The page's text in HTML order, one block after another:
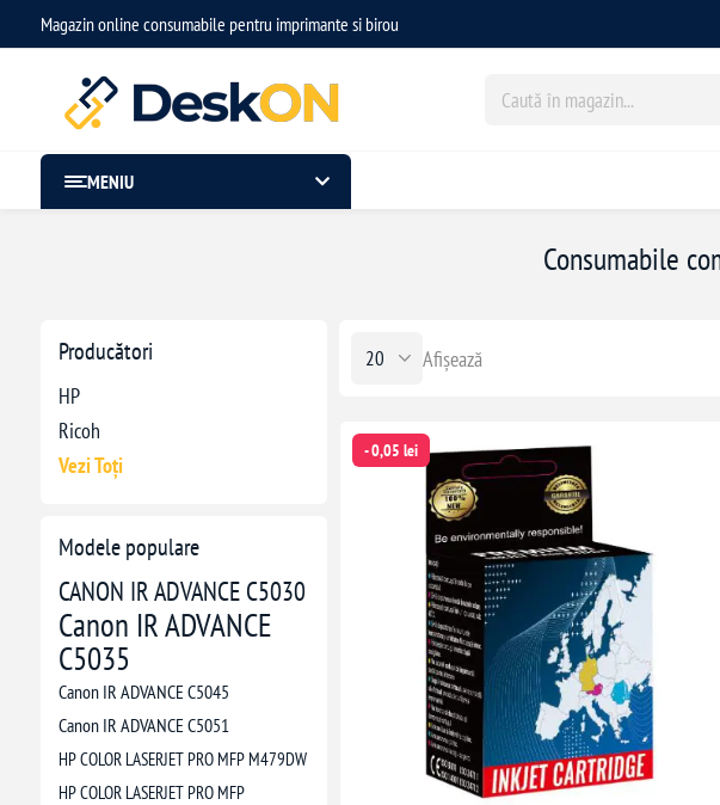
Magazin online consumabile pentru imprimante si birou
MENIU
Producători
HP
Ricoh
Vezi Toți
Modele populare
CANON IR ADVANCE C5030
Canon IR ADVANCE
C5035
Canon IR ADVANCE C5045
Canon IR ADVANCE C5051
HP COLOR LASERJET PRO MFP M479DW
HP COLOR LASERJET PRO MFP
Consumabile
Afișează
- 0,05 lei